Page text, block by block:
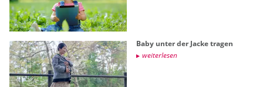
Baby unter der Jacke tra­gen
wei­ter­le­sen